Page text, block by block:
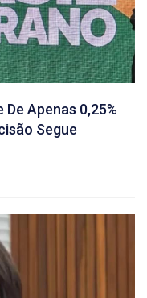
Apenas 0,25%
Segue